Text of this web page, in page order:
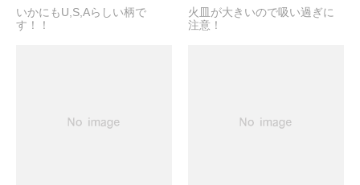
いかにもU,S,Aらしい柄で
す！！
火皿が大きいので吸い過ぎに
注意！